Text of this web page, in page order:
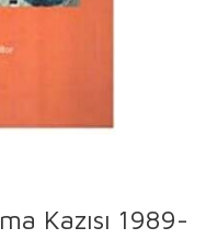
Kazısı 1989-